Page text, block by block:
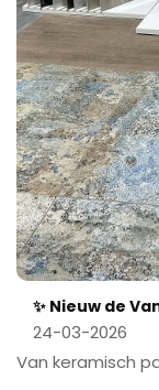
✨ Nieuw de
24-03-2026
Van keramisch